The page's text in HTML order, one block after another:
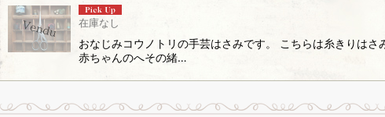
在庫なし
おなじみコウノトリの手芸はさみです。 こちらは糸きりは
赤ちゃんのへその緒…